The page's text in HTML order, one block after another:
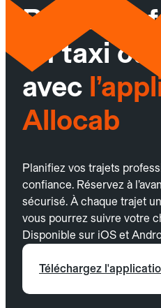
Réservez
un taxi
avec
Allocab
Planifiez vos trajets
confiance. Réservez à
sécurisé. À chaque trajet
vous pourrez suivre votre
Disponible sur iOS et
Téléchargez